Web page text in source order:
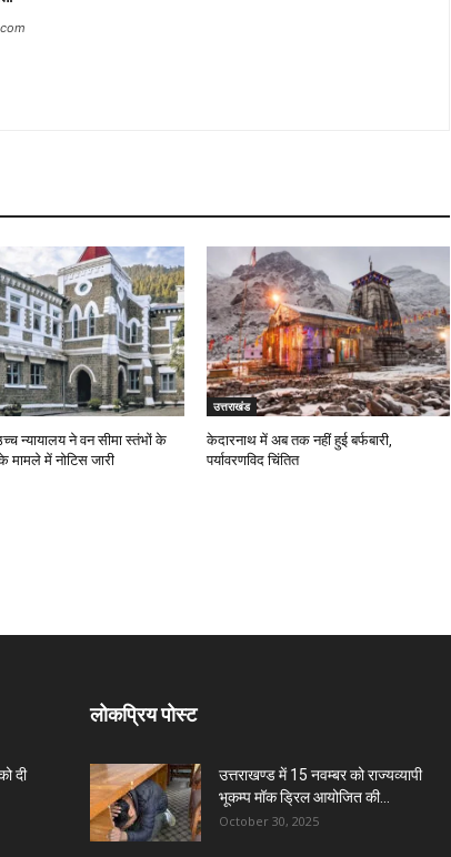
न्यायालय ने वन सीमा स्तंभों के
मामले में नोटिस जारी
उत्तराखंड
केदारनाथ में अब तक नहीं हुई बर्फबारी,
पर्यावरणविद चिंतित
दी
लोकप्रिय पोस्ट
उत्तराखण्ड में 15 नवम्बर को राज्यव्यापी
भूकम्प मॉक ड्रिल आयोजित की...
October 30, 2025